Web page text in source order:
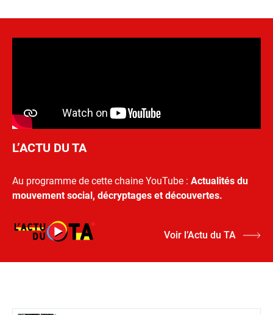
L’ACTU DU TA
Au programme de cette chaine YouTube : Actualités du
mouvement social, décryptages et découvertes.
Voir l’Actu du TA